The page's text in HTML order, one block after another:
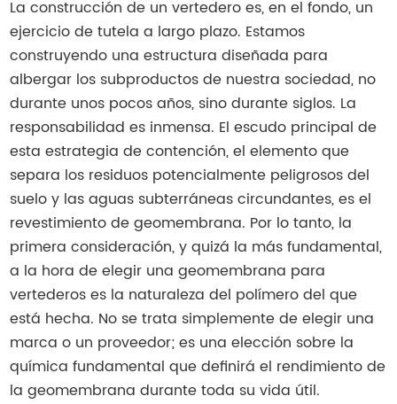
La construcción de un vertedero es, en el fondo, un
ejercicio de tutela a largo plazo. Estamos
construyendo una estructura diseñada para
albergar los subproductos de nuestra sociedad, no
durante unos pocos años, sino durante siglos. La
responsabilidad es inmensa. El escudo principal de
esta estrategia de contención, el elemento que
separa los residuos potencialmente peligrosos del
suelo y las aguas subterráneas circundantes, es el
revestimiento de geomembrana. Por lo tanto, la
primera consideración, y quizá la más fundamental,
a la hora de elegir una geomembrana para
vertederos es la naturaleza del polímero del que
está hecha. No se trata simplemente de elegir una
marca o un proveedor; es una elección sobre la
química fundamental que definirá el rendimiento de
la geomembrana durante toda su vida útil.